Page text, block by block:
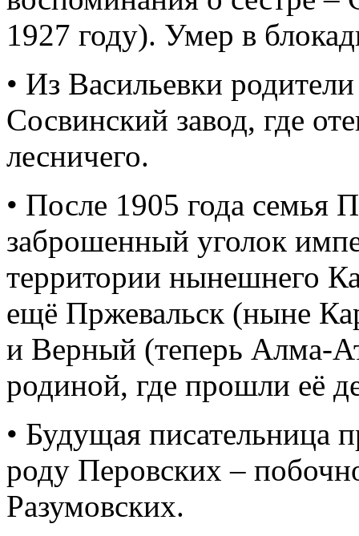
1927 году). Умер в
• Из Васильевки
Сосвинский завод, где
лесничего.
• После 1905 года семья
заброшенный уголок
территории нынешнего
ещё Пржевальск (ныне
и Верный (теперь Алма-
родиной, где прошли её
• Будущая писательница
роду Перовских –
Разумовских.